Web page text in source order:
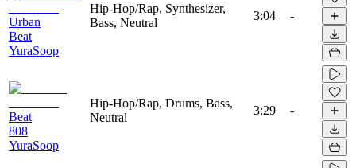
Urban
Beat
YuraSoop
Hip-Hop/Rap, Synthesizer,
Bass, Neutral
3:04 -
Beat
808
YuraSoop
Hip-Hop/Rap, Drums, Bass,
Neutral
3:29 -